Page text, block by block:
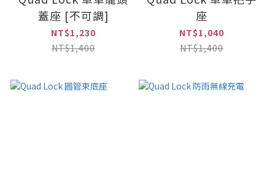
蓋座 [不可調]
NT$1,230
NT$1,400
座
NT$1,040
NT$1,400